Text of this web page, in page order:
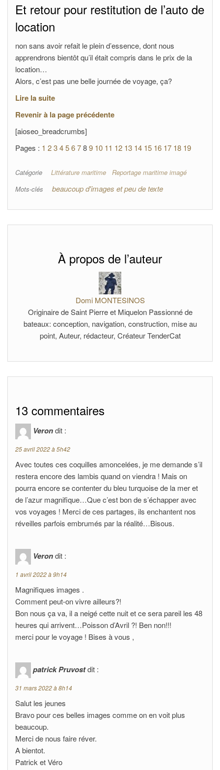
Et retour pour restitution de l’auto de
location
non sans avoir refait le plein d’essence, dont nous
apprendrons bientôt qu’il était compris dans le prix de la
location…
Alors, c’est pas une belle journée de voyage, ça?
Lire la suite
Revenir à la page précédente
[aioseo_breadcrumbs]
Pages : 1 23456789 10 11 12 13 14 15 16 17 18 19
Catégorie Littérature maritime
Reportage maritime imagé
Mots-clés
beaucoup d'images et peu de texte
À propos de l’auteur
Domi MONTESINOS
Originaire de Saint Pierre et Miquelon Passionné de
bateaux: conception, navigation, construction, mise au
point, Auteur, rédacteur, Créateur TenderCat
13 commentaires
Verondit :
25 avril 2022 à 5h42
Avec toutes ces coquilles amoncelées, je me demande s’il
restera encore des lambis quand on viendra ! Mais on
pourra encore se contenter du bleu turquoise de la mer et
de l’azur magnifique…Que c’est bon de s’échapper avec
vos voyages ! Merci de ces partages, ils enchantent nos
réveilles parfois embrumés par la réalité…Bisous.
Verondit :
1 avril 2022 à 9h14
Magnifiques images .
Comment peut-on vivre ailleurs?!
Bon nous ça va, il a neigé cette nuit et ce sera pareil les 48
heures qui arrivent…Poisson d’Avril ?! Ben non!!!
merci pour le voyage ! Bises à vous ,
patrick Pruvostdit :
31 mars 2022 à 8h14
Salut les jeunes
Bravo pour ces belles images comme on en voit plus
beaucoup.
Merci de nous faire réver.
A bientot.
Patrick et Véro